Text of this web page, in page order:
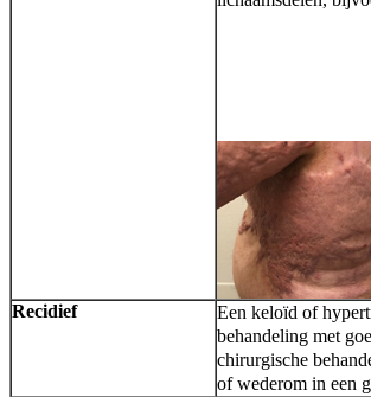
Recidief
Een keloïd of
behandeling met
chirurgische
of wederom in een